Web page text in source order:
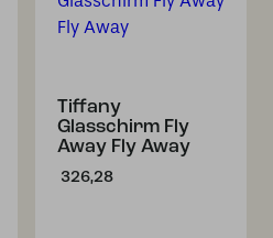
Tiffany
Glasschirm Fly
Away Fly Away
326,28